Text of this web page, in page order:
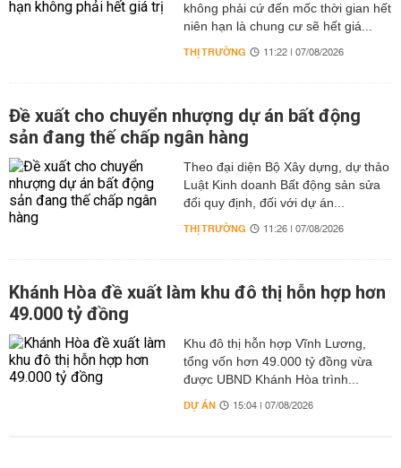
không phải cứ đến mốc thời gian hết
niên hạn là chung cư sẽ hết giá...
THỊ TRƯỜNG 11:22 | 07/08/2026
Đề xuất cho chuyển nhượng dự án bất động
sản đang thế chấp ngân hàng
Theo đại diện Bộ Xây dựng, dự thảo
Luật Kinh doanh Bất động sản sửa
đổi quy định, đối với dự án...
THỊ TRƯỜNG 11:26 | 07/08/2026
Khánh Hòa đề xuất làm khu đô thị hỗn hợp hơn
49.000 tỷ đồng
Khu đô thị hỗn hợp Vĩnh Lương,
tổng vốn hơn 49.000 tỷ đồng vừa
được UBND Khánh Hòa trình...
DỰ ÁN 15:04 | 07/08/2026